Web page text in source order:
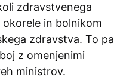
zdravstvenega
in bolnikom
zdravstva. To pa
z omenjenimi
ministrov.